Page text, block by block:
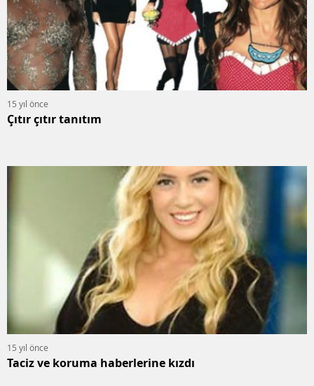
15 yıl önce
Çıtır çıtır tanıtım
15 yıl önce
Taciz ve koruma haberlerine kızdı